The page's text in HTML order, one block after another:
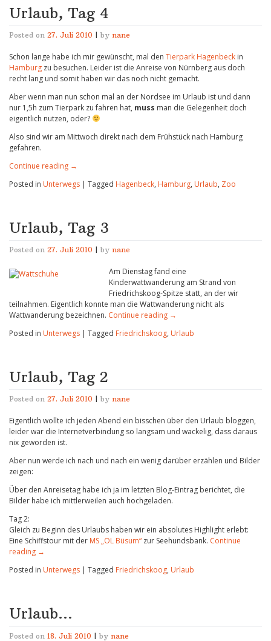
Urlaub, Tag 4
Posted on 27. Juli 2010 | by nane
Schon lange habe ich mir gewünscht, mal den Tierpark Hagenbeck in
Hamburg zu besuchen. Leider ist die Anreise von Nürnberg aus doch
recht lang und somit haben wir das noch nicht gemacht.
Aber wenn man nun schon mal an der Nordsee im Urlaub ist und dann
nur 1,5h zum Tierpark zu fahren hat, muss man die Gelegenheit doch
eigentlich nutzen, oder?
Also sind wir am Mittwoch direkt nach dem Frühstück nach Hamburg
gefahren.
Continue reading →
Posted in Unterwegs | Tagged Hagenbeck, Hamburg, Urlaub, Zoo
Urlaub, Tag 3
Posted on 27. Juli 2010 | by nane
Am Dienstag fand eine
Kinderwattwanderung am Strand von
Friedrichskoog-Spitze statt, an der wir
teilnahmen. Eigentlich konnte man die Wattwanderung nicht als
Wattwanderung bezeichnen. Continue reading →
Posted in Unterwegs | Tagged Friedrichskoog, Urlaub
Urlaub, Tag 2
Posted on 27. Juli 2010 | by nane
Eigentlich wollte ich jeden Abend ein bisschen über den Urlaub bloggen,
leider war die Internetverbindung so langsam und wackelig, dass daraus
nix geworden ist.
Aber nun werde ich nach und nach ein wenig darüber erzählen und Bilder
zeigen:
Über den Anreisetag habe ich ja im letzten Blog-Eintrag berichtet, die
Bilder habe ich mittlerweilen auch hochgeladen.
Tag 2:
Gleich zu Beginn des Urlaubs haben wir ein absolutes Highlight erlebt:
Eine Schiffstour mit der MS „OL Büsum“ zur Seehundsbank. Continue
reading →
Posted in Unterwegs Tagged Friedrichskoog, Urlaub
Urlaub…
Posted on 18. Juli 2010 | by nane